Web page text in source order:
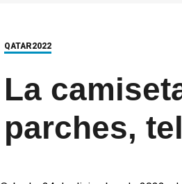
QATAR2022
La
parches,